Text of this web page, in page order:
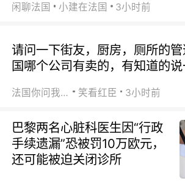
闲聊法国 小建在法国 3小时前
请问一下街友，厨房，厕所的
国哪个公司有卖的，有知道的说
法国你问我答 笑看红臣 3小时前
巴黎两名心脏科医生因“行政
手续遗漏”恐被罚10万欧元，
还可能被迫关闭诊所